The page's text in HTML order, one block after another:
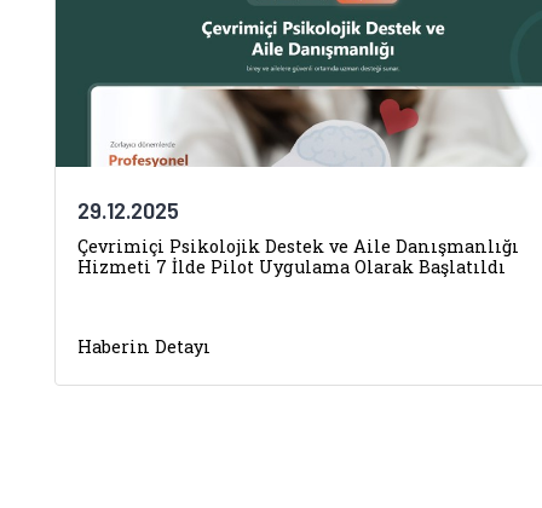
29.12.2025
Çevrimiçi Psikolojik Destek ve Aile Danışmanlığı
Hizmeti 7 İlde Pilot Uygulama Olarak Başlatıldı
Haberin Detayı